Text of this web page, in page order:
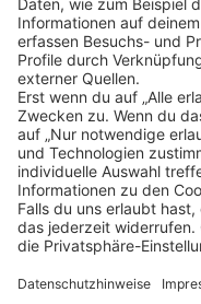
Klickehier, um alle
Impressum
FAQ
Veranstaltungen
Sitemap